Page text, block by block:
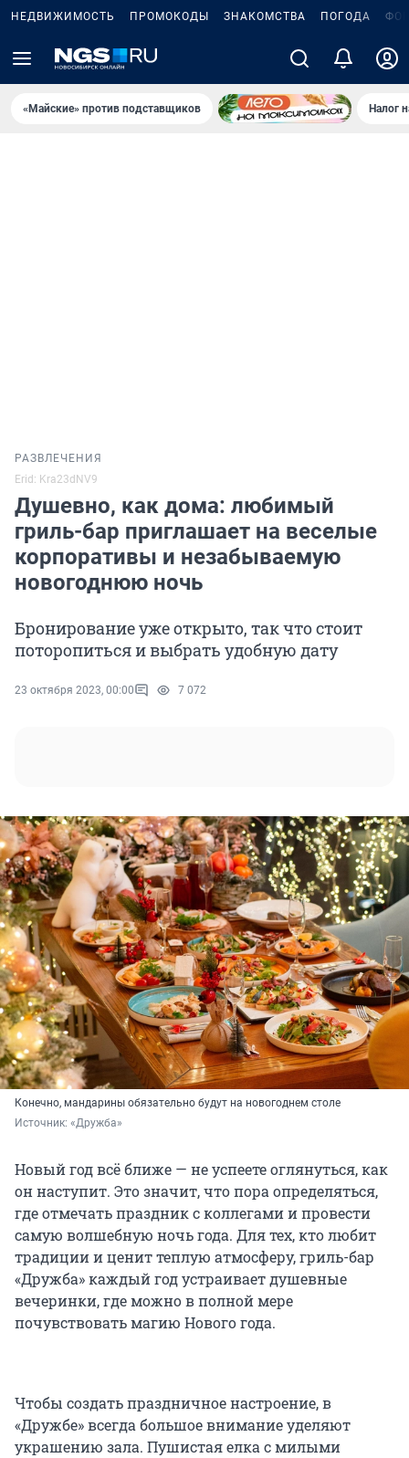
НЕДВИЖИМОСТЬ ПРОМОКОДЫ ЗНАКОМСТВА ПОГОДА
«Майские» против подставщиков Налог
РАЗВЛЕЧЕНИЯ
Erid: Kra23dNV9
Душевно, как дома: любимый
гриль-бар приглашает на веселые
корпоративы и незабываемую
новогоднюю ночь
Бронирование уже открыто, так что стоит
поторопиться и выбрать удобную дату
23 октября 2023, 00:00 7 072
Конечно, мандарины обязательно будут на новогоднем столе
Источник: «Дружба»
Новый год всё ближе — не успеете оглянуться, как
он наступит. Это значит, что пора определяться,
где отмечать праздник с коллегами и провести
самую волшебную ночь года. Для тех, кто любит
традиции и ценит теплую атмосферу, гриль-бар
«Дружба» каждый год устраивает душевные
вечеринки, где можно в полной мере
почувствовать магию Нового года.
Чтобы создать праздничное настроение, в
«Дружбе» всегда большое внимание уделяют
украшению зала. Пушистая елка с милыми